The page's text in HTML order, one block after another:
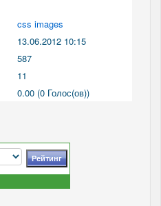
css images
13.06.2012 10:15
587
11
0.00 (0 Голос(ов))